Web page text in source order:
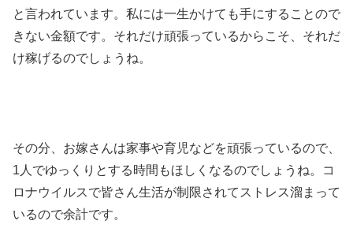
と言われています。私には一生かけても手にすることので
きない金額です。それだけ頑張っているからこそ、それだ
け稼げるのでしょうね。
その分、お嫁さんは家事や育児などを頑張っているので、
1人でゆっくりとする時間もほしくなるのでしょうね。コ
ロナウイルスで皆さん生活が制限されてストレス溜まって
いるので余計です。